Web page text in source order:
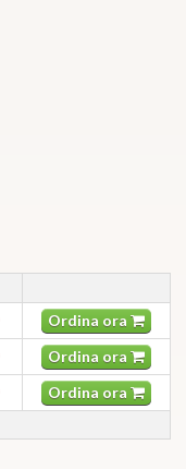
Ordina ora
Ordina ora
Ordina ora